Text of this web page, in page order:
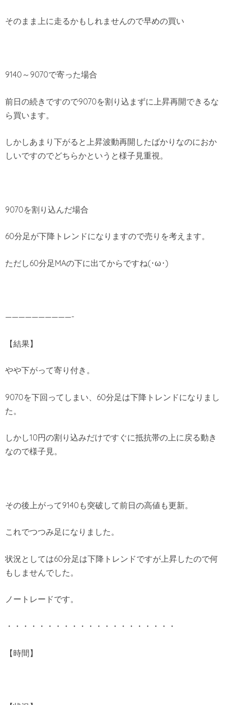
そのまま上に走るかもしれませんので早めの買い
9140～9070で寄った場合
前日の続きですので9070を割り込まずに上昇再開できるな
ら買います。
しかしあまり下がると上昇波動再開したばかりなのにおか
しいですのでどちらかというと様子見重視。
9070を割り込んだ場合
60分足が下降トレンドになりますので売りを考えます。
ただし60分足MAの下に出てからですね(･ω･)
——————————-
【結果】
やや下がって寄り付き。
9070を下回ってしまい、60分足は下降トレンドになりまし
た。
しかし10円の割り込みだけですぐに抵抗帯の上に戻る動き
なので様子見。
その後上がって9140も突破して前日の高値も更新。
これでつつみ足になりました。
状況としては60分足は下降トレンドですが上昇したので何
もしませんでした。
ノートレードです。
・・・・・・・・・・・・・・・・・・・・・
【時間】